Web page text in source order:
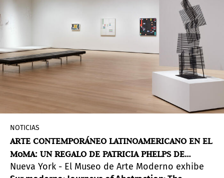
NOTICIAS
ARTE CONTEMPORÁNEO LATINOAMERICANO EN EL
MoMA: UN REGALO DE PATRICIA PHELPS DE
CISNEROS
Nueva York - El Museo de Arte Moderno exhibe